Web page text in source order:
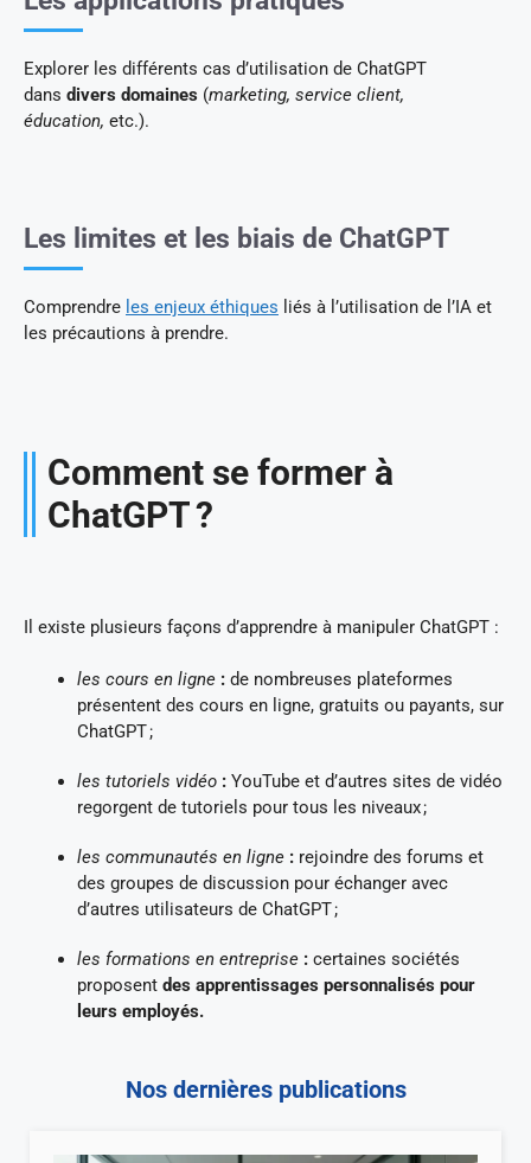
Explorer les différents cas d’utilisation de ChatGPT
dans divers domaines (marketing, service client,
éducation, etc.).
Les limites et les biais de ChatGPT
Comprendre les enjeux éthiques liés à l’utilisation de l’IA et
les précautions à prendre.
Comment se former à
ChatGPT ?
Il existe plusieurs façons d’apprendre à manipuler ChatGPT :
les cours en ligne : de nombreuses plateformes
présentent des cours en ligne, gratuits ou payants, sur
ChatGPT ;
les tutoriels vidéo : YouTube et d’autres sites de vidéo
regorgent de tutoriels pour tous les niveaux ;
les communautés en ligne : rejoindre des forums et
des groupes de discussion pour échanger avec
d’autres utilisateurs de ChatGPT ;
les formations en entreprise : certaines sociétés
proposent des apprentissages personnalisés pour
leurs employés.
Nos dernières publications